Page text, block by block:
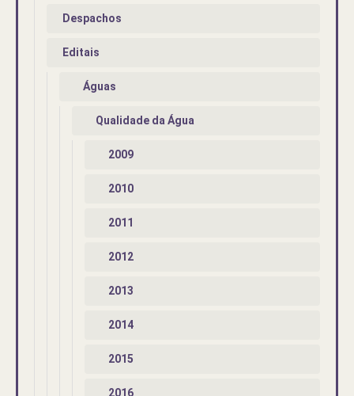
Despachos
Editais
Águas
Qualidade da Água
2009
2010
2011
2012
2013
2014
2015
2016